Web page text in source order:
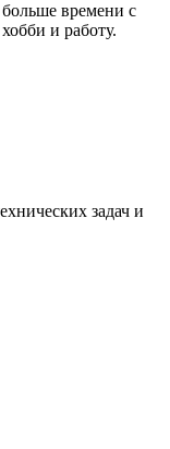
времени с
и работу.
задач и